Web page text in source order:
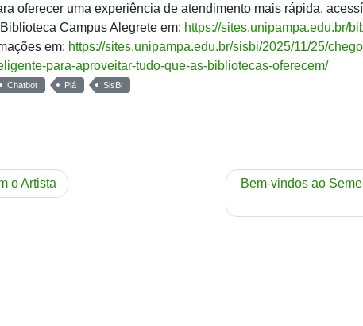
oferecer uma experiência de atendimento mais rápida,
Campus Alegrete em: https://sites.unipampa.edu.br/
em: https://sites.unipampa.edu.br/sisbi/2025/11/25/
para-aproveitar-tudo-que-as-bibliotecas-oferecem/
Chatbot Piá SisBi
o Artista
Bem-vindos ao